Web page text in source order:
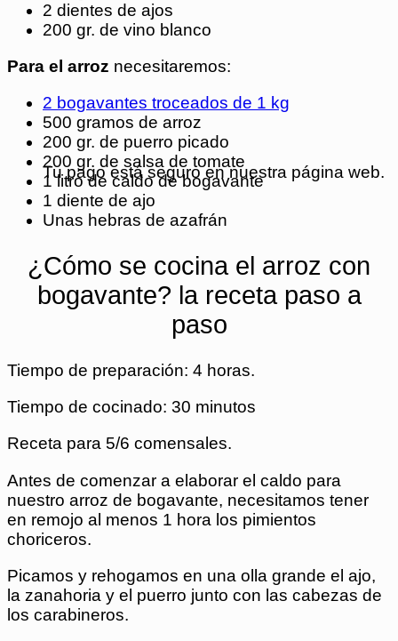
Tu pago está seguro en nuestra página web.
2 dientes de ajos
200 gr. de vino blanco
Para el arroz necesitaremos:
2 bogavantes troceados de 1 kg
500 gramos de arroz
200 gr. de puerro picado
200 gr. de salsa de tomate
1 litro de caldo de bogavante
1 diente de ajo
Unas hebras de azafrán
¿Cómo se cocina el arroz con
bogavante? la receta paso a
paso
Tiempo de preparación: 4 horas.
Tiempo de cocinado: 30 minutos
Receta para 5/6 comensales.
Antes de comenzar a elaborar el caldo para
nuestro arroz de bogavante, necesitamos tener
en remojo al menos 1 hora los pimientos
choriceros.
Picamos y rehogamos en una olla grande el ajo,
la zanahoria y el puerro junto con las cabezas de
los carabineros.